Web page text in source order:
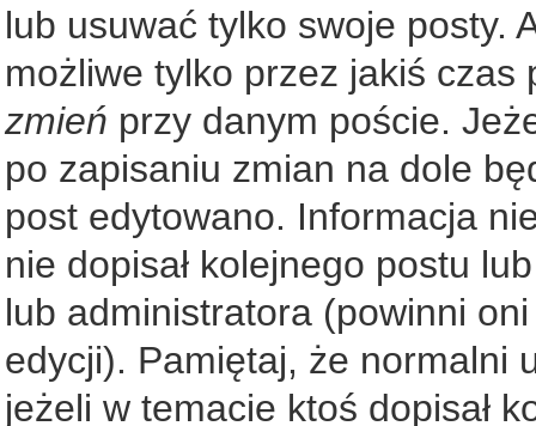
lub usuwać tylko swoje posty.
możliwe tylko przez jakiś
zmień przy danym poście.
po zapisaniu zmian na dole
post edytowano. Informacja
nie dopisał kolejnego postu
lub administratora (powinni
edycji). Pamiętaj, że normalni
jeżeli w temacie ktoś dopisał